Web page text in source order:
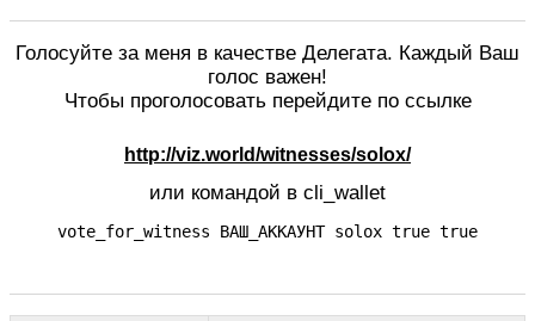
Голосуйте за меня в качестве Делегата. Каждый Ваш
голос важен!
Чтобы проголосовать перейдите по ссылке
http://viz.world/witnesses/solox/
или командой в cli_wallet
vote_for_witness ВАШ_АККАУНТ solox true true